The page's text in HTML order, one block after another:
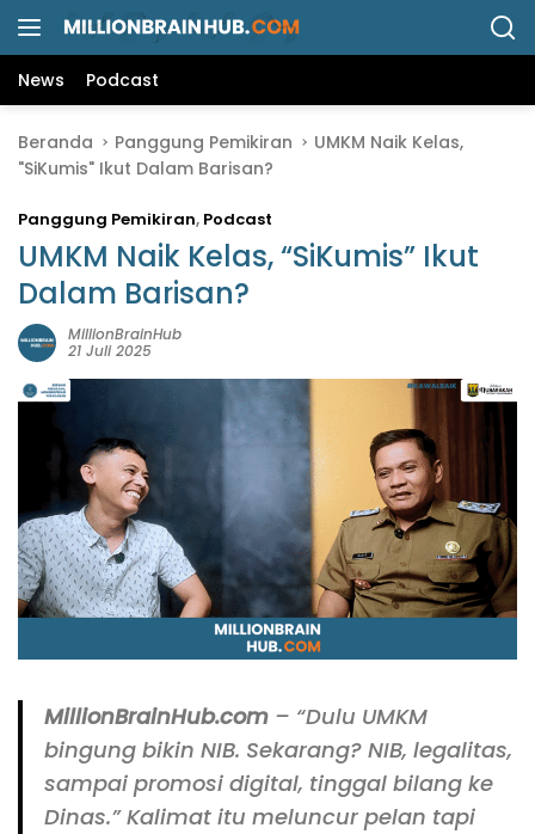
News Podcast
Beranda Panggung Pemikiran
UMKM Naik Kelas,
"SiKumis" Ikut Dalam Barisan?
Panggung Pemikiran, Podcast
UMKM Naik Kelas, “SiKumis” Ikut
Dalam Barisan?
MillionBrainHub
21 Juli 2025
MillionBrainHub.com – “Dulu UMKM
bingung bikin NIB. Sekarang? NIB, legalitas,
sampai promosi digital, tinggal bilang ke
Dinas.”Kalimat itu meluncur pelan tapi